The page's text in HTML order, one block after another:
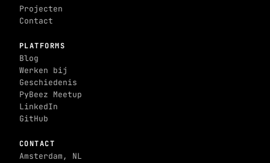
Projecten
Contact
PLATFORMS
Blog
Werken bij
Geschiedenis
PyBeez Meetup
LinkedIn
GitHub
CONTACT
Amsterdam, NL